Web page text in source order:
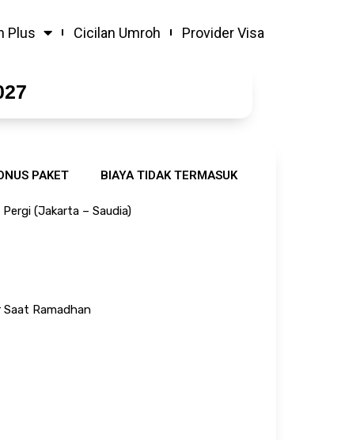
Plus Cicilan Umroh Provider Visa
PAKET BIAYA TIDAK TERMASUK
(Jakarta – Saudia)
Ramadhan